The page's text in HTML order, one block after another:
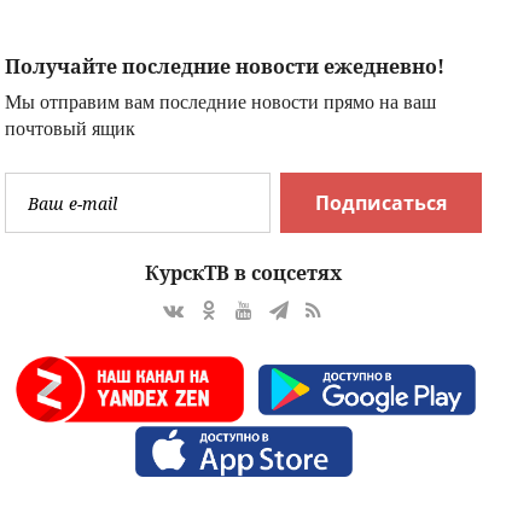
Получайте последние новости ежедневно!
Мы отправим вам последние новости прямо на ваш
почтовый ящик
Подписаться
КурскТВ в соцсетях